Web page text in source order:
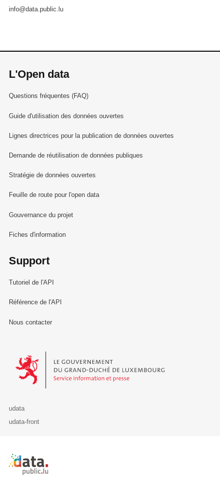
info@data.public.lu
L'Open data
Questions fréquentes (FAQ)
Guide d'utilisation des données ouvertes
Lignes directrices pour la publication de données ouvertes
Demande de réutilisation de données publiques
Stratégie de données ouvertes
Feuille de route pour l'open data
Gouvernance du projet
Fiches d'information
Support
Tutoriel de l'API
Référence de l'API
Nous contacter
Le Gouvernement du Grand-Duché de Luxembourg - Service
udata
udata-front
Retour à l'accueil de data.public.lu